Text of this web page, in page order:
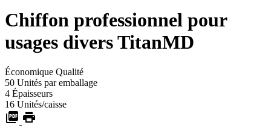
Chiffon professionnel pour
usages divers TitanMD
Économique Qualité
50 Unités par emballage
4 Épaisseurs
16 Unités/caisse